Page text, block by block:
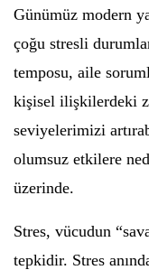
Günümüz modern
çoğu stresli
temposu, aile
kişisel ilişkilerdeki
seviyelerimizi
olumsuz etkilere
üzerinde.
Stres, vücudun
tepkidir. Stres